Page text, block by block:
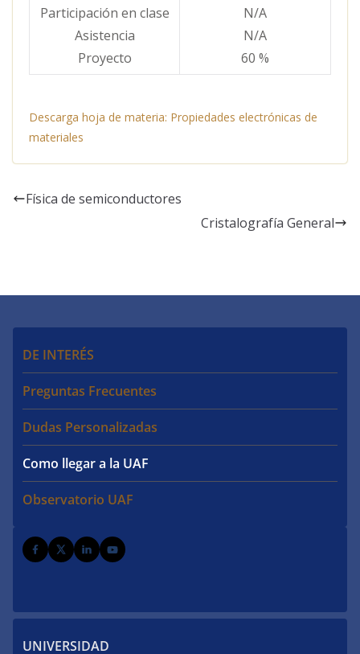
Participación en clase
Asistencia
Proyecto
N/A
N/A
60 %
Descarga hoja de materia: Propiedades electrónicas de
materiales
Física de semiconductores
Cristalografía General
DE INTERÉS
Preguntas Frecuentes
Dudas Personalizadas
Como llegar a la UAF
Observatorio UAF
UNIVERSIDAD